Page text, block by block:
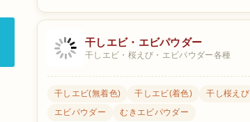
干しエビ・エビパウダー
干しエビ・桜えび・エビパウダー各種
干しエビ(無着色) 干しエビ(着色)
干し桜えび
エビパウダー
むきエビパウダー